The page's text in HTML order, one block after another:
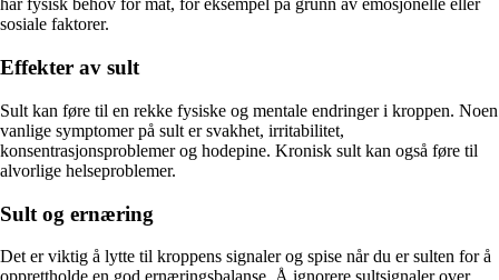
har fysisk behov for mat, for eksempel på grunn av emosjonelle eller
sosiale faktorer.
Effekter av sult
Sult kan føre til en rekke fysiske og mentale endringer i kroppen. Noen
vanlige symptomer på sult er svakhet, irritabilitet,
konsentrasjonsproblemer og hodepine. Kronisk sult kan også føre til
alvorlige helseproblemer.
Sult og ernæring
Det er viktig å lytte til kroppens signaler og spise når du er sulten for å